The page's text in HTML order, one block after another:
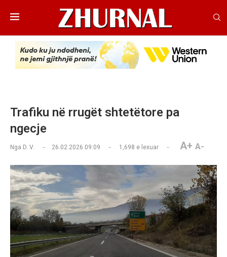
Trafiku në rrugët shtetëtore pa
ngecje
Nga D. V. 26.02.2026 09:09 1,698 e lexuar A+ A-